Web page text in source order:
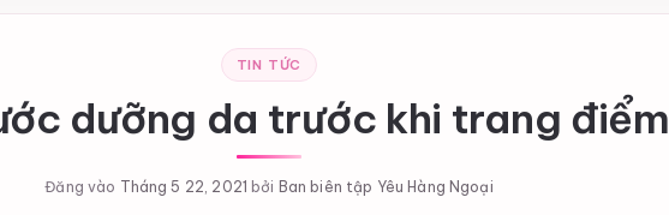
TIN TỨC
dưỡng da trước khi trang điểm
Đăng vào Tháng 5 22, 2021 bởi Ban biên tập Yêu Hàng Ngoại